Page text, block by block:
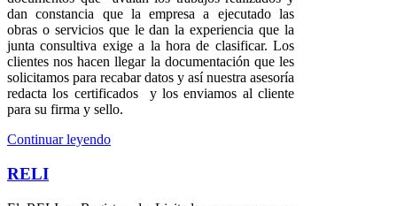
dan constancia que la empresa a ejecutado las
obras o servicios que le dan la experiencia que la
junta consultiva exige a la hora de clasificar. Los
clientes nos hacen llegar la documentación que les
solicitamos para recabar datos y así nuestra asesoría
redacta los certificados y los enviamos al cliente
para su firma y sello.
Continuar leyendo
RELI